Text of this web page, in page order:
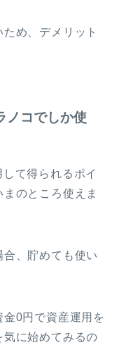
め、デメリット
ノコでしか使
て得られるポイ
のところ使えま
、貯めても使い
0円で資産運用を
に始めてみるの